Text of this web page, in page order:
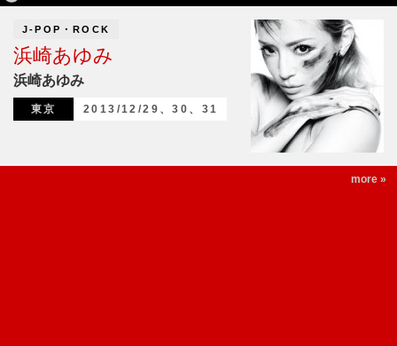
J-POP・ROCK
浜崎あゆみ
浜崎あゆみ
東京 2013/12/29、30、31
more »